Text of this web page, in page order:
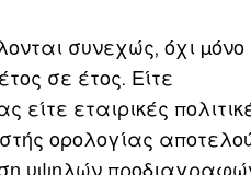
συνεχώς, όχι μόνο
σε έτος. Είτε
εταιρικές
ορολογίας
υψηλών